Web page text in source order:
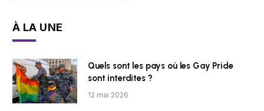
À LA UNE
Quels sont les pays où les Gay Pride
sont interdites ?
12 mai 2026